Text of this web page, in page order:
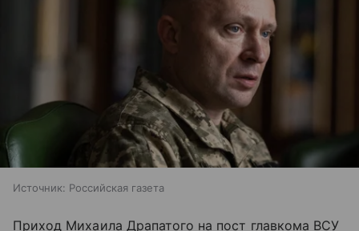
Источник: Российская газета
Приход Михаила Драпатого на пост главкома ВСУ